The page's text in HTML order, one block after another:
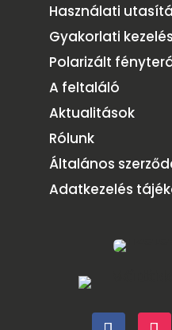
Használati
Gyakorlati
Polarizált
A feltaláló
Aktualitások
Rólunk
Általános
Adatkezelés